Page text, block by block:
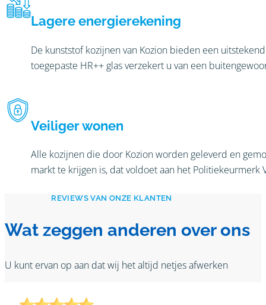
Lagere energierekening
De kunststof kozijnen van Kozion bieden een
toegepaste HR++ glas verzekert u van een
Veiliger wonen
Alle kozijnen die door Kozion worden geleverd en
markt te krijgen is, dat voldoet aan het Politiekeurmerk
REVIEWS VAN ONZE KLANTEN
Wat zeggen anderen over ons
U kunt ervan op aan dat wij het altijd netjes afwerken